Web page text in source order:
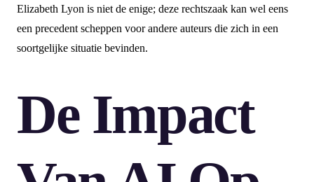
Elizabeth Lyon is niet de enige; deze rechtszaak kan wel eens
een precedent scheppen voor andere auteurs die zich in een
soortgelijke situatie bevinden.
De Impact